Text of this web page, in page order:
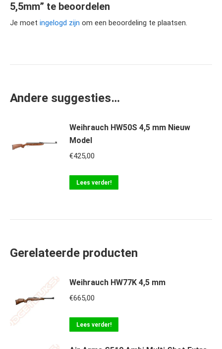
5,5mm” te beoordelen
Je moet ingelogd zijn om een beoordeling te plaatsen.
Andere suggesties…
Weihrauch HW50S 4,5 mm Nieuw
Model
€425,00
Lees verder!
Gerelateerde producten
Weihrauch HW77K 4,5 mm
€665,00
Lees verder!